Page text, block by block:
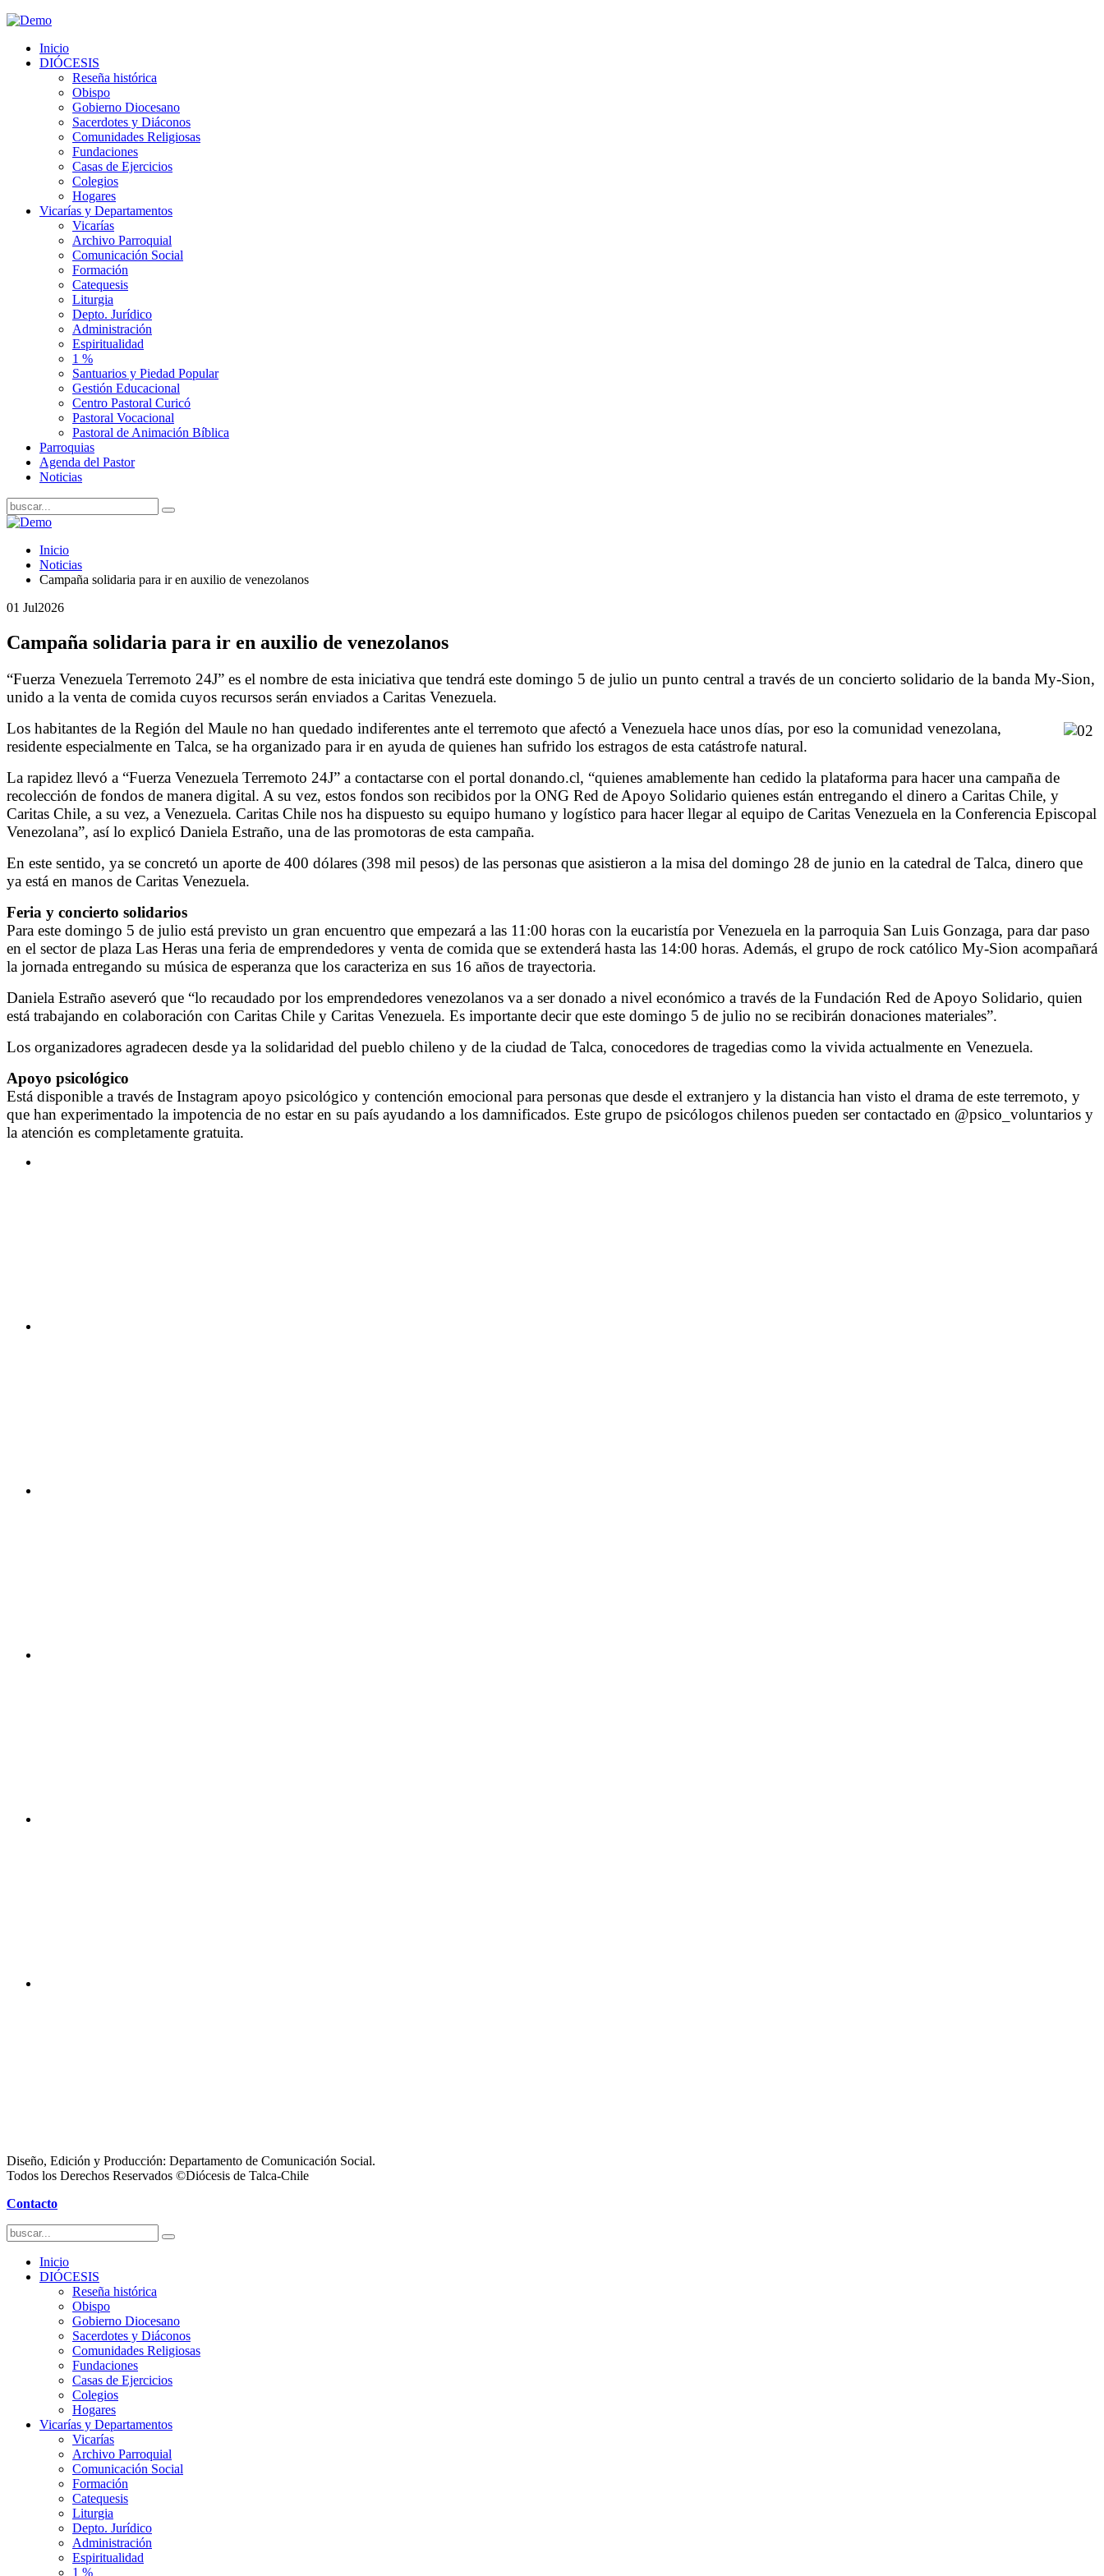
Inicio
DIÓCESIS
Reseña histórica
Obispo
Gobierno Diocesano
Sacerdotes y Diáconos
Comunidades Religiosas
Fundaciones
Casas de Ejercicios
Colegios
Hogares
Vicarías y Departamentos
Vicarías
Archivo Parroquial
Comunicación Social
Formación
Catequesis
Liturgia
Depto. Jurídico
Administración
Espiritualidad
1 %
Santuarios y Piedad Popular
Gestión Educacional
Centro Pastoral Curicó
Pastoral Vocacional
Pastoral de Animación Bíblica
Parroquias
Agenda del Pastor
Noticias
Inicio
Noticias
Campaña solidaria para ir en auxilio de venezolanos
01 Jul2026
Campaña solidaria para ir en auxilio de venezolanos
“Fuerza Venezuela Terremoto 24J” es el nombre de esta iniciativa que tendrá este domingo 5 de julio un punto central a través de un concierto solidario de la banda My-Sion,
unido a la venta de comida cuyos recursos serán enviados a Caritas Venezuela.
Los habitantes de la Región del Maule no han quedado indiferentes ante el terremoto que afectó a Venezuela hace unos días, por eso la comunidad venezolana,
residente especialmente en Talca, se ha organizado para ir en ayuda de quienes han sufrido los estragos de esta catástrofe natural.
La rapidez llevó a “Fuerza Venezuela Terremoto 24J” a contactarse con el portal donando.cl, “quienes amablemente han cedido la plataforma para hacer una campaña de
recolección de fondos de manera digital. A su vez, estos fondos son recibidos por la ONG Red de Apoyo Solidario quienes están entregando el dinero a Caritas Chile, y
Caritas Chile, a su vez, a Venezuela. Caritas Chile nos ha dispuesto su equipo humano y logístico para hacer llegar al equipo de Caritas Venezuela en la Conferencia Episcopal
Venezolana”, así lo explicó Daniela Estraño, una de las promotoras de esta campaña.
En este sentido, ya se concretó un aporte de 400 dólares (398 mil pesos) de las personas que asistieron a la misa del domingo 28 de junio en la catedral de Talca, dinero que
ya está en manos de Caritas Venezuela.
Feria y concierto solidarios
Para este domingo 5 de julio está previsto un gran encuentro que empezará a las 11:00 horas con la eucaristía por Venezuela en la parroquia San Luis Gonzaga, para dar paso
en el sector de plaza Las Heras una feria de emprendedores y venta de comida que se extenderá hasta las 14:00 horas. Además, el grupo de rock católico My-Sion acompañará
la jornada entregando su música de esperanza que los caracteriza en sus 16 años de trayectoria.
Daniela Estraño aseveró que “lo recaudado por los emprendedores venezolanos va a ser donado a nivel económico a través de la Fundación Red de Apoyo Solidario, quien
está trabajando en colaboración con Caritas Chile y Caritas Venezuela. Es importante decir que este domingo 5 de julio no se recibirán donaciones materiales”.
Los organizadores agradecen desde ya la solidaridad del pueblo chileno y de la ciudad de Talca, conocedores de tragedias como la vivida actualmente en Venezuela.
Apoyo psicológico
Está disponible a través de Instagram apoyo psicológico y contención emocional para personas que desde el extranjero y la distancia han visto el drama de este terremoto, y
que han experimentado la impotencia de no estar en su país ayudando a los damnificados. Este grupo de psicólogos chilenos pueden ser contactado en @psico_voluntarios y
la atención es completamente gratuita.
Diseño, Edición y Producción: Departamento de Comunicación Social.
Todos los Derechos Reservados ©Diócesis de Talca-Chile
Contacto
Inicio
DIÓCESIS
Reseña histórica
Obispo
Gobierno Diocesano
Sacerdotes y Diáconos
Comunidades Religiosas
Fundaciones
Casas de Ejercicios
Colegios
Hogares
Vicarías y Departamentos
Vicarías
Archivo Parroquial
Comunicación Social
Formación
Catequesis
Liturgia
Depto. Jurídico
Administración
Espiritualidad
1 %